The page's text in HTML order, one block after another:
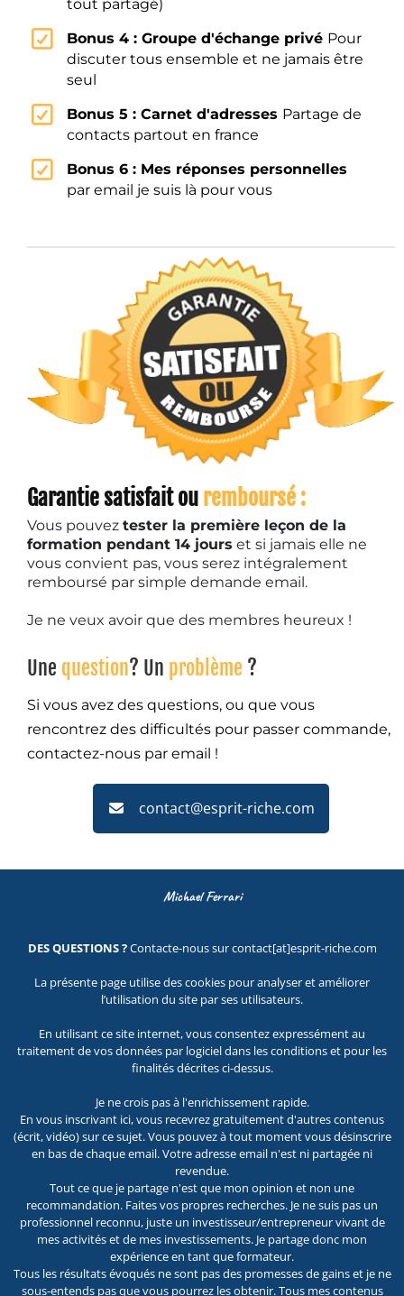
tout partagé)
Bonus 4 : Groupe d'échange privé Pour
discuter tous ensemble et ne jamais être
seul
Bonus 5 : Carnet d'adresses Partage de
contacts partout en france
Bonus 6 : Mes réponses personnelles
par email je suis là pour vous
Garantie satisfait ou remboursé :
Vous pouvez tester la première leçon de la
formation pendant 14 jours et si jamais elle ne
vous convient pas, vous serez intégralement
remboursé par simple demande email.
Je ne veux avoir que des membres heureux !
Une question? Un problème ?
Si vous avez des questions, ou que vous
rencontrez des difficultés pour passer commande,
contactez-nous par email !
contact@esprit-riche.com
Michael Ferrari
DES QUESTIONS ?Contacte-nous sur contact[at]esprit-riche.com
La présente page utilise des cookies pour analyser et améliorer
l’utilisation du site par ses utilisateurs.
En utilisant ce site internet, vous consentez expressément au
traitement de vos données par logiciel dans les conditions et pour les
finalités décrites ci-dessus.
Je ne crois pas à l'enrichissement rapide.
En vous inscrivant ici, vous recevrez gratuitement d'autres contenus
(écrit, vidéo) sur ce sujet. Vous pouvez à tout moment vous désinscrire
en bas de chaque email. Votre adresse email n'est ni partagée ni
revendue.
Tout ce que je partage n'est que mon opinion et non une
recommandation. Faites vos propres recherches. Je ne suis pas un
professionnel reconnu, juste un investisseur/entrepreneur vivant de
mes activités et de mes investissements. Je partage donc mon
expérience en tant que formateur.
Tous les résultats évoqués ne sont pas des promesses de gains et je ne
sous-entends pas que vous pourrez les obtenir. Tous mes contenus